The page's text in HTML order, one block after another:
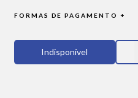
FORMAS DE PAGAMENTO +
Indisponível